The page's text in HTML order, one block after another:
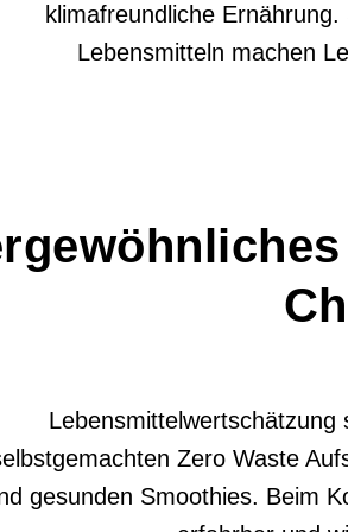
klimafreundliche
Lebensmitteln machen
Zero Waste
gesunden Smoothies. Beim